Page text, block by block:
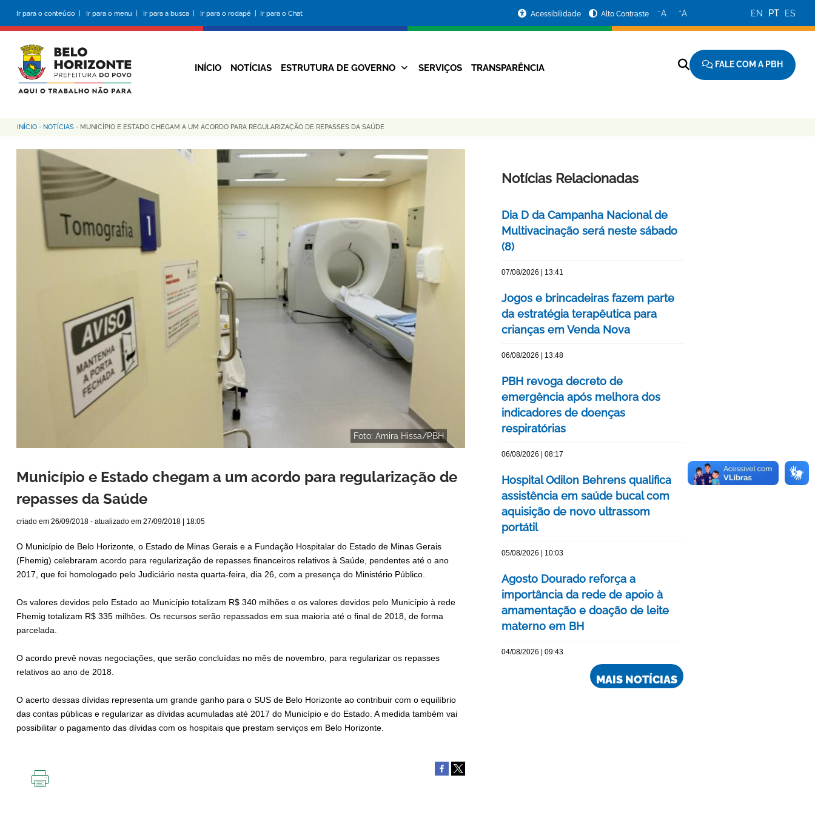
conteúdo
principal
Ir para o conteúdo | Ir para o menu | Ir para a busca | Ir para o rodapé | Ir para o Chat
da
Prefeitura
Acessibilidade Alto Contraste −A +A EN PT ES
Navegação
INÍCIO NOTÍCIAS ESTRUTURA DE GOVERNO SERVIÇOS TRANSPARÊNCIA FALE COM A PBH
Trilha
de
navegação
INÍCIO - NOTÍCIAS - MUNICÍPIO E ESTADO CHEGAM A UM ACORDO PARA REGULARIZAÇÃO DE REPASSES DA SAÚDE
Foto: Amira Hissa/PBH
Município e Estado chegam a um acordo para regularização de
repasses da Saúde
criado em 26/09/2018 - atualizado em 27/09/2018 | 18:05
O Município de Belo Horizonte, o Estado de Minas Gerais e a Fundação Hospitalar do Estado de Minas Gerais
(Fhemig) celebraram acordo para regularização de repasses financeiros relativos à Saúde, pendentes até o ano
2017, que foi homologado pelo Judiciário nesta quarta-feira, dia 26, com a presença do Ministério Público.
Os valores devidos pelo Estado ao Município totalizam R$ 340 milhões e os valores devidos pelo Município à rede
Fhemig totalizam R$ 335 milhões. Os recursos serão repassados em sua maioria até o final de 2018, de forma
parcelada.
O acordo prevê novas negociações, que serão concluídas no mês de novembro, para regularizar os repasses
relativos ao ano de 2018.
O acerto dessas dívidas representa um grande ganho para o SUS de Belo Horizonte ao contribuir com o equilíbrio
das contas públicas e regularizar as dívidas acumuladas até 2017 do Município e do Estado. A medida também vai
possibilitar o pagamento das dívidas com os hospitais que prestam serviços em Belo Horizonte.
Notícias Relacionadas
Dia D da Campanha Nacional de
Multivacinação será neste sábado
(8)
07/08/2026 | 13:41
Jogos e brincadeiras fazem parte
da estratégia terapêutica para
crianças em Venda Nova
06/08/2026 | 13:48
PBH revoga decreto de
emergência após melhora dos
indicadores de doenças
respiratórias
06/08/2026 | 08:17
Hospital Odilon Behrens qualifica
assistência em saúde bucal com
aquisição de novo ultrassom
portátil
05/08/2026 | 10:03
Agosto Dourado reforça a
importância da rede de apoio à
amamentação e doação de leite
materno em BH
04/08/2026 | 09:43
MAIS NOTÍCIAS